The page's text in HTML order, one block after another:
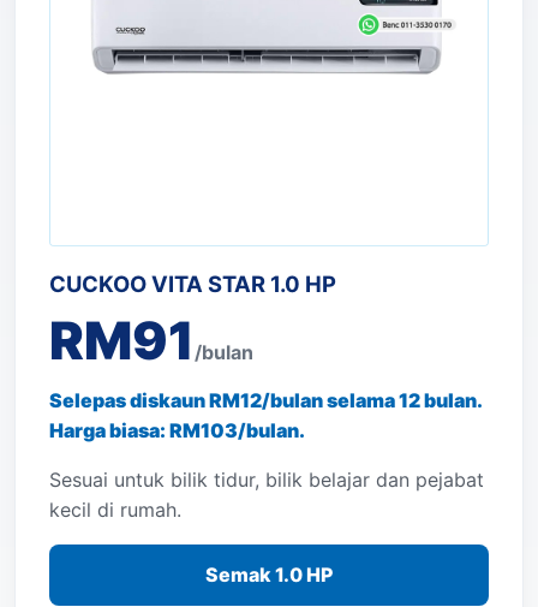
CUCKOO VITA STAR 1.0 HP
RM91 /bulan
Selepas diskaun RM12/bulan selama 12 bulan.
Harga biasa: RM103/bulan.
Sesuai untuk bilik tidur, bilik belajar dan pejabat
kecil di rumah.
Semak 1.0 HP